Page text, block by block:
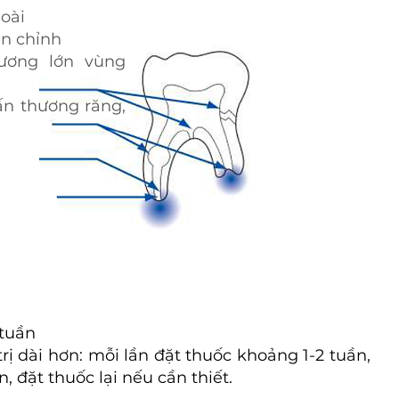
chỉnh
lớn vùng
thương răng,
dài hơn: mỗi lần đặt thuốc khoảng 1-2 tuần,
đặt thuốc lại nếu cần thiết.